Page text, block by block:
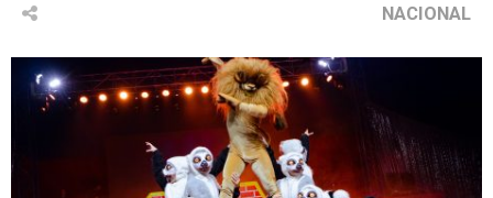
NACIONAL